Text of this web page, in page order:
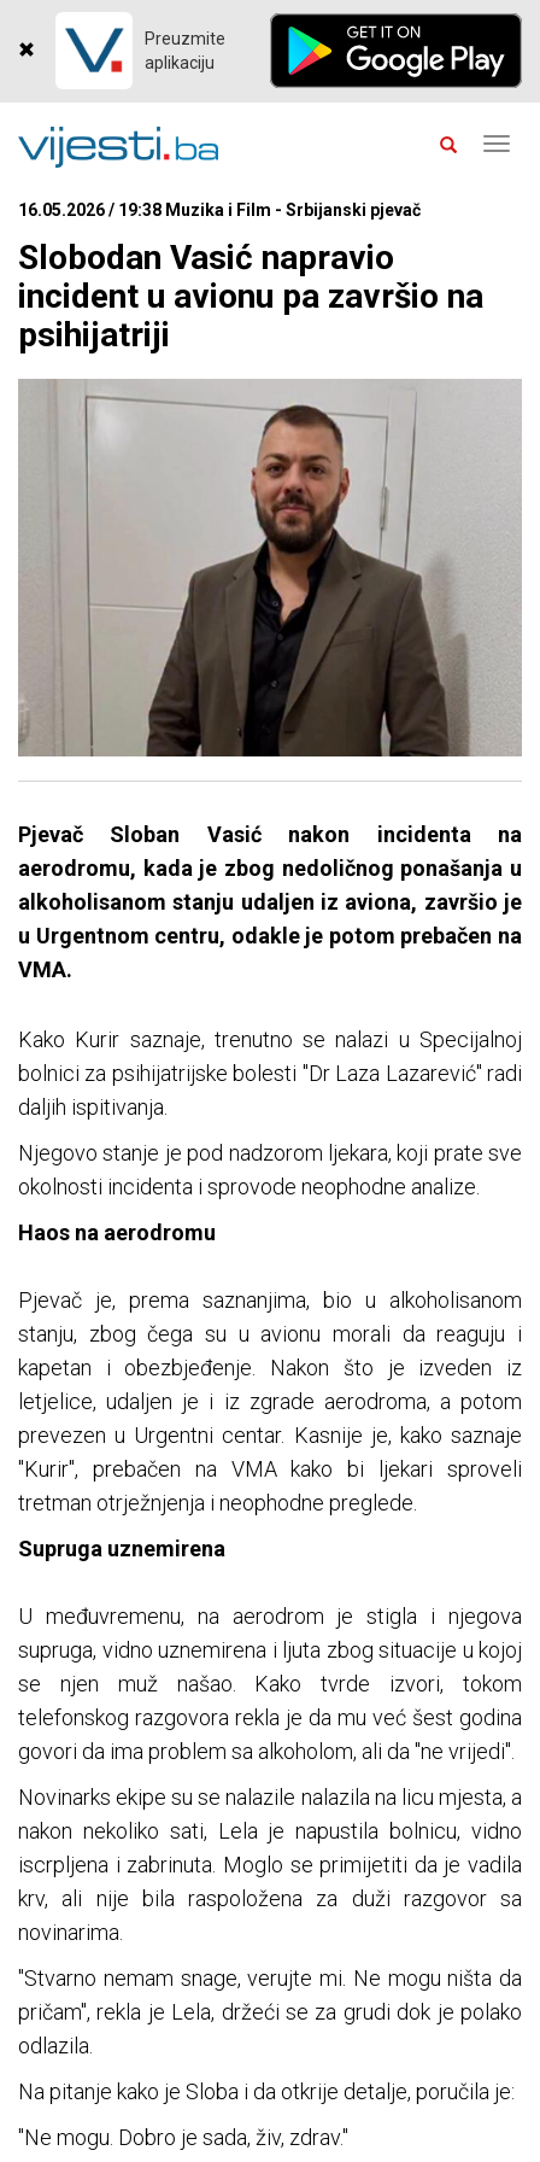
Preuzmite
aplikaciju
16.05.2026 / 19:38 Muzika i Film - Srbijanski pjevač
Slobodan Vasić napravio
incident u avionu pa završio na
psihijatriji
Pjevač Sloban Vasić nakon incidenta na
aerodromu, kada je zbog nedoličnog ponašanja u
alkoholisanom stanju udaljen iz aviona, završio je
u Urgentnom centru, odakle je potom prebačen na
VMA.
Kako Kurir saznaje, trenutno se nalazi u Specijalnoj
bolnici za psihijatrijske bolesti "Dr Laza Lazarević" radi
daljih ispitivanja.
Njegovo stanje je pod nadzorom ljekara, koji prate sve
okolnosti incidenta i sprovode neophodne analize.
Haos na aerodromu
Pjevač je, prema saznanjima, bio u alkoholisanom
stanju, zbog čega su u avionu morali da reaguju i
kapetan i obezbjeđenje. Nakon što je izveden iz
letjelice, udaljen je i iz zgrade aerodroma, a potom
prevezen u Urgentni centar. Kasnije je, kako saznaje
"Kurir", prebačen na VMA kako bi ljekari sproveli
tretman otrježnjenja i neophodne preglede.
Supruga uznemirena
U međuvremenu, na aerodrom je stigla i njegova
supruga, vidno uznemirena i ljuta zbog situacije u kojoj
se njen muž našao. Kako tvrde izvori, tokom
telefonskog razgovora rekla je da mu već šest godina
govori da ima problem sa alkoholom, ali da "ne vrijedi".
Novinarks ekipe su se nalazile nalazila na licu mjesta, a
nakon nekoliko sati, Lela je napustila bolnicu, vidno
iscrpljena i zabrinuta. Moglo se primijetiti da je vadila
krv, ali nije bila raspoložena za duži razgovor sa
novinarima.
"Stvarno nemam snage, verujte mi. Ne mogu ništa da
pričam", rekla je Lela, držeći se za grudi dok je polako
odlazila.
Na pitanje kako je Sloba i da otkrije detalje, poručila je:
"Ne mogu. Dobro je sada, živ, zdrav."